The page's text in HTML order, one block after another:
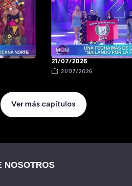
21/07/2026
21/07/2026
Ver más capítulos
NOSOTROS